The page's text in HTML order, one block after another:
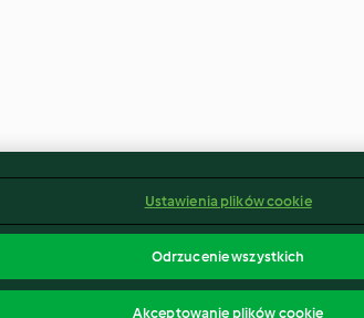
Ustawienia plików cookie
Odrzucenie wszystkich
Akceptowanie plików cookie